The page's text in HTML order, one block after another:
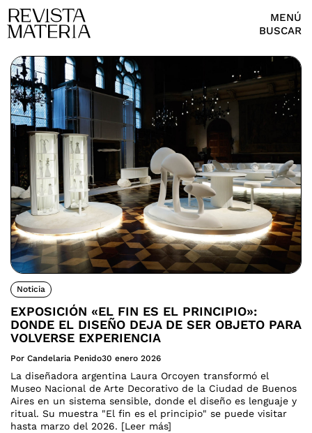
MENÚ
BUSCAR
Noticia
EXPOSICIÓN «EL FIN ES EL PRINCIPIO»:
DONDE EL DISEÑO DEJA DE SER OBJETO PARA
VOLVERSE EXPERIENCIA
Por Candelaria Penido30 enero 2026
La diseñadora argentina Laura Orcoyen transformó el
Museo Nacional de Arte Decorativo de la Ciudad de Buenos
Aires en un sistema sensible, donde el diseño es lenguaje y
ritual. Su muestra "El fin es el principio" se puede visitar
hasta marzo del 2026. [Leer más]